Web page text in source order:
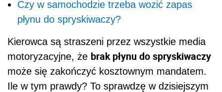
Czy w samochodzie trzeba wozić zapas
płynu do spryskiwaczy?
Kierowca są straszeni przez wszystkie media
motoryzacyjne, że brak płynu do spryskiwaczy
może się zakończyć kosztownym mandatem.
Ile w tym prawdy? To sprawdzę w dzisiejszym